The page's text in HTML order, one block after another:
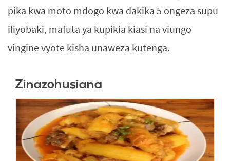
pika kwa moto mdogo kwa dakika 5 ongeza supu
iliyobaki, mafuta ya kupikia kiasi na viungo
vingine vyote kisha unaweza kutenga.
Zinazohusiana